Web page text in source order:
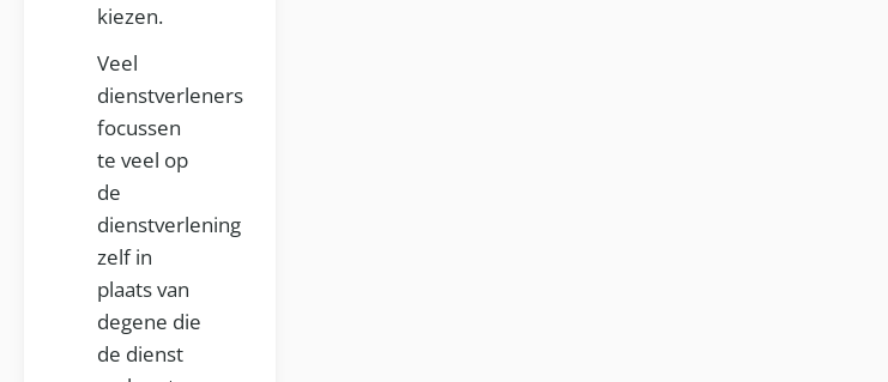
kiezen.
Veel
dienstverleners
focussen
te veel op
de
dienstverlening
zelf in
plaats van
degene die
de dienst